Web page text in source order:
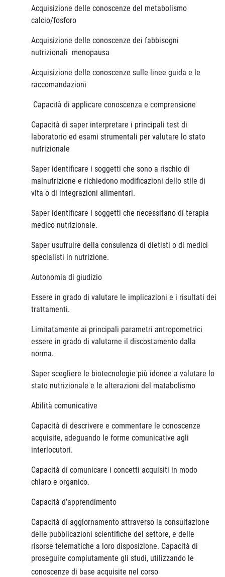
Acquisizione delle conoscenze del metabolismo
calcio/fosforo
Acquisizione delle conoscenze dei fabbisogni
nutrizionali menopausa
Acquisizione delle conoscenze sulle linee guida e le
raccomandazioni
Capacità di applicare conoscenza e comprensione
Capacità di saper interpretare i principali test di
laboratorio ed esami strumentali per valutare lo stato
nutrizionale
Saper identificare i soggetti che sono a rischio di
malnutrizione e richiedono modificazioni dello stile di
vita o di integrazioni alimentari.
Saper identificare i soggetti che necessitano di terapia
medico nutrizionale.
Saper usufruire della consulenza di dietisti o di medici
specialisti in nutrizione.
Autonomia di giudizio
Essere in grado di valutare le implicazioni e i risultati dei
trattamenti.
Limitatamente ai principali parametri antropometrici
essere in grado di valutarne il discostamento dalla
norma.
Saper scegliere le biotecnologie più idonee a valutare lo
stato nutrizionale e le alterazioni del matabolismo
Abilità comunicative
Capacità di descrivere e commentare le conoscenze
acquisite, adeguando le forme comunicative agli
interlocutori.
Capacità di comunicare i concetti acquisiti in modo
chiaro e organico.
Capacità d’apprendimento
Capacità di aggiornamento attraverso la consultazione
delle pubblicazioni scientifiche del settore, e delle
risorse telematiche a loro disposizione. Capacità di
proseguire compiutamente gli studi, utilizzando le
conoscenze di base acquisite nel corso